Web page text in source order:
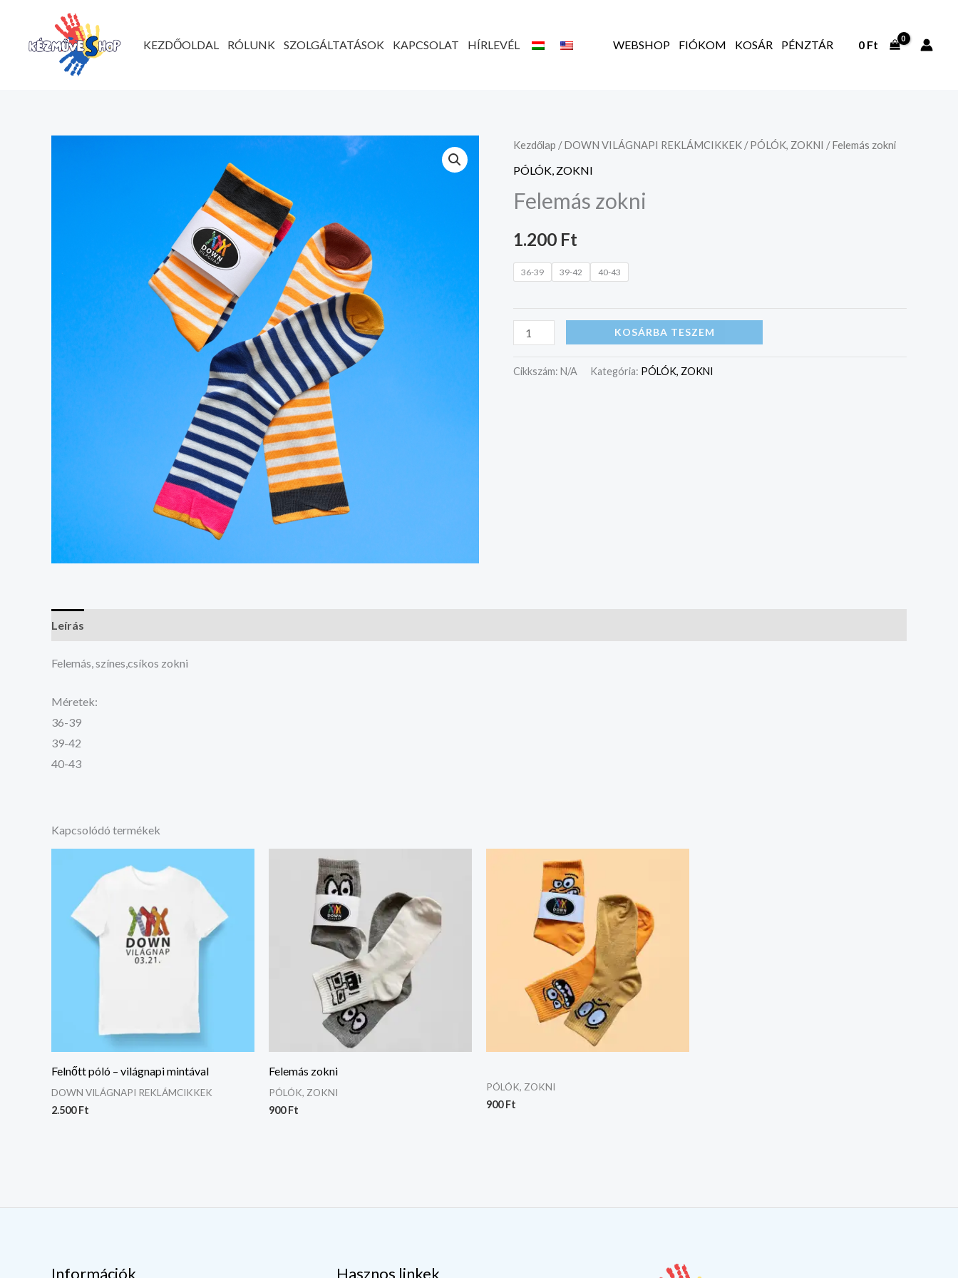
tartalomhoz
KEZDŐOLDAL RÓLUNK SZOLGÁLTATÁSOK KAPCSOLAT HÍRLEVÉL WEBSHOP FIÓKOM KOSÁR PÉNZTÁR 0 Ft
Kezdőlap /DOWN VILÁGNAPI REKLÁMCIKKEK /PÓLÓK, ZOKNI / Felemás zokni
PÓLÓK, ZOKNI
Felemás zokni
1.200 Ft
36-39 39-42 40-43
Felemás
zokni
KOSÁRBA TESZEM
Cikkszám: N/A Kategória: PÓLÓK, ZOKNI
Leírás
Felemás, színes,csíkos zokni
Méretek:
36-39
39-42
40-43
Kapcsolódó termékek
Felnőtt póló – világnapi mintával
DOWN VILÁGNAPI REKLÁMCIKKEK
2.500Ft
Felemás zokni
PÓLÓK, ZOKNI
900Ft
PÓLÓK, ZOKNI
900Ft
Információk Hasznos linkek